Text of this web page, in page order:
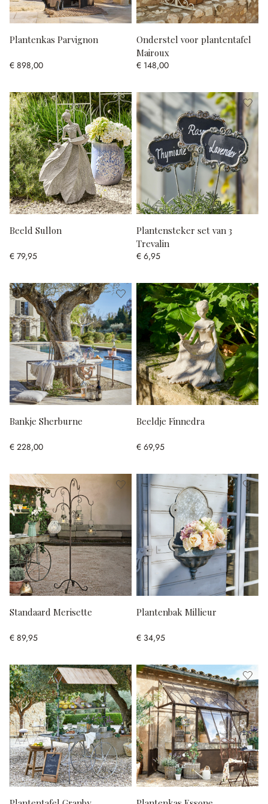
Plantenkas Parvignon
€ 898,00
Onderstel voor plantentafel
Mairoux
€ 148,00
Beeld Sullon
€ 79,95
Plantensteker set van 3
Trevalin
€ 6,95
Bankje Sherburne
€ 228,00
Beeldje Finnedra
€ 69,95
Standaard Merisette
€ 89,95
Plantenbak Millieur
€ 34,95